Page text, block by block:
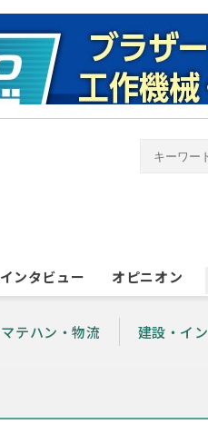
インタビュー オピニオン
マテハン・物流 建設・イ